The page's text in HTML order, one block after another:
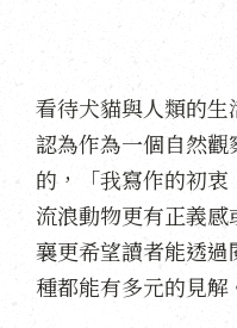
看待犬貓與人類的
認為作為一個自然
的，「我寫作的初
流浪動物更有正義
襄更希望讀者能透
種都能有多元的見解